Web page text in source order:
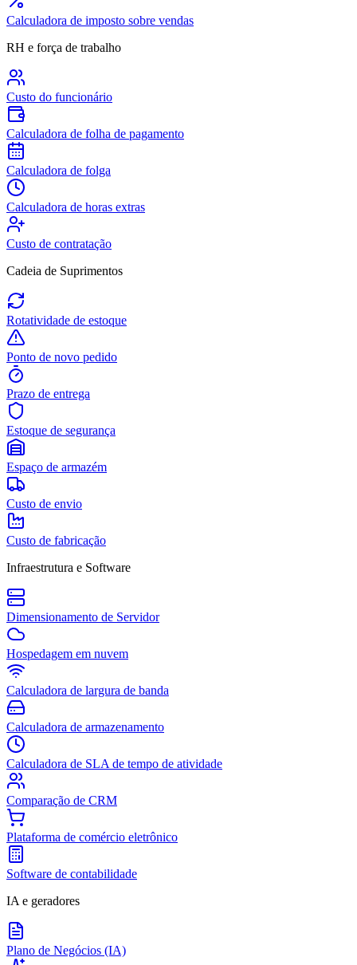
Calculadora de imposto sobre vendas
RH e força de trabalho
Custo do funcionário
Calculadora de folha de pagamento
Calculadora de folga
Calculadora de horas extras
Custo de contratação
Cadeia de Suprimentos
Rotatividade de estoque
Ponto de novo pedido
Prazo de entrega
Estoque de segurança
Espaço de armazém
Custo de envio
Custo de fabricação
Infraestrutura e Software
Dimensionamento de Servidor
Hospedagem em nuvem
Calculadora de largura de banda
Calculadora de armazenamento
Calculadora de SLA de tempo de atividade
Comparação de CRM
Plataforma de comércio eletrônico
Software de contabilidade
IA e geradores
Plano de Negócios (IA)